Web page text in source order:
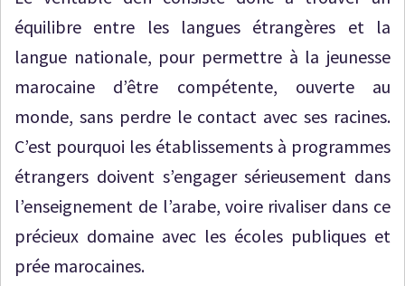
équilibre entre les langues étrangères et la
langue nationale, pour permettre à la jeunesse
marocaine d’être compétente, ouverte au
monde, sans perdre le contact avec ses racines.
C’est pourquoi les établissements à programmes
étrangers doivent s’engager sérieusement dans
l’enseignement de l’arabe, voire rivaliser dans ce
précieux domaine avec les écoles publiques et
prée marocaines.